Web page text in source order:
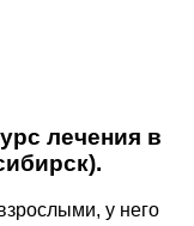
лечения в
у него